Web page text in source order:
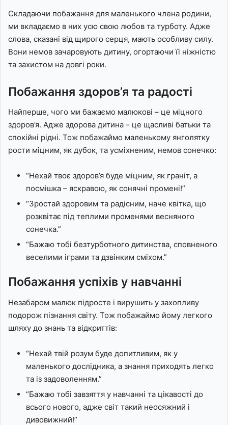
Складаючи побажання для маленького члена родини,
ми вкладаємо в них усю свою любов та турботу. Адже
слова, сказані від щирого серця, мають особливу силу.
Вони немов зачаровують дитину, огортаючи її ніжністю
та захистом на довгі роки.
Побажання здоров’я та радості
Найперше, чого ми бажаємо малюкові – це міцного
здоров’я. Адже здорова дитина – це щасливі батьки та
спокійні рідні. Тож побажаймо маленькому янголятку
рости міцним, як дубок, та усміхненим, немов сонечко:
“Нехай твоє здоров’я буде міцним, як граніт, а
посмішка – яскравою, як сонячні промені!”
“Зростай здоровим та радісним, наче квітка, що
розквітає під теплими променями весняного
сонечка.”
“Бажаю тобі безтурботного дитинства, сповненого
веселими іграми та дзвінким сміхом.”
Побажання успіхів у навчанні
Незабаром малюк підросте і вирушить у захопливу
подорож пізнання світу. Тож побажаймо йому легкого
шляху до знань та відкриттів:
“Нехай твій розум буде допитливим, як у
маленького дослідника, а знання приходять легко
та із задоволенням.”
“Бажаю тобі завзяття у навчанні та цікавості до
всього нового, адже світ такий неосяжний і
дивовижний!”